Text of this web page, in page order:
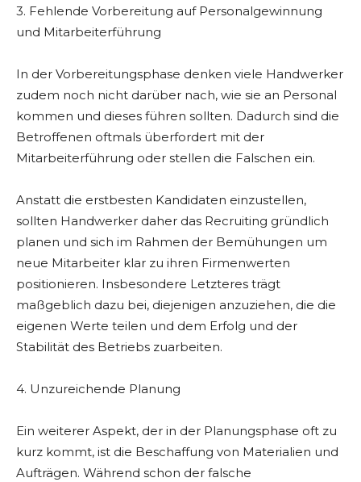
3. Fehlende Vorbereitung auf Personalgewinnung
und Mitarbeiterführung
In der Vorbereitungsphase denken viele Handwerker
zudem noch nicht darüber nach, wie sie an Personal
kommen und dieses führen sollten. Dadurch sind die
Betroffenen oftmals überfordert mit der
Mitarbeiterführung oder stellen die Falschen ein.
Anstatt die erstbesten Kandidaten einzustellen,
sollten Handwerker daher das Recruiting gründlich
planen und sich im Rahmen der Bemühungen um
neue Mitarbeiter klar zu ihren Firmenwerten
positionieren. Insbesondere Letzteres trägt
maßgeblich dazu bei, diejenigen anzuziehen, die die
eigenen Werte teilen und dem Erfolg und der
Stabilität des Betriebs zuarbeiten.
4. Unzureichende Planung
Ein weiterer Aspekt, der in der Planungsphase oft zu
kurz kommt, ist die Beschaffung von Materialien und
Aufträgen. Während schon der falsche